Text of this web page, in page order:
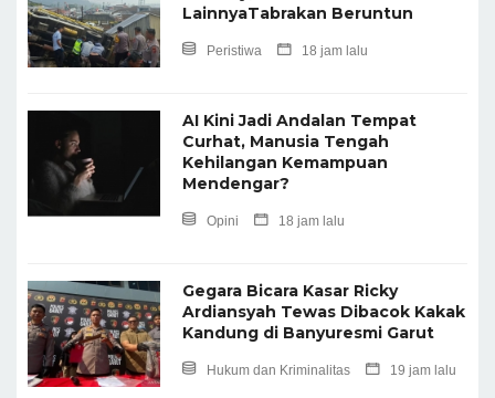
LainnyaTabrakan Beruntun
Peristiwa 18 jam lalu
AI Kini Jadi Andalan Tempat
Curhat, Manusia Tengah
Kehilangan Kemampuan
Mendengar?
Opini 18 jam lalu
Gegara Bicara Kasar Ricky
Ardiansyah Tewas Dibacok Kakak
Kandung di Banyuresmi Garut
Hukum dan Kriminalitas 19 jam lalu